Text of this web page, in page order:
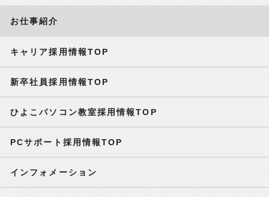
お仕事紹介
キャリア採用情報TOP
新卒社員採用情報TOP
ひよこパソコン教室採用情報TOP
PCサポート採用情報TOP
インフォメーション